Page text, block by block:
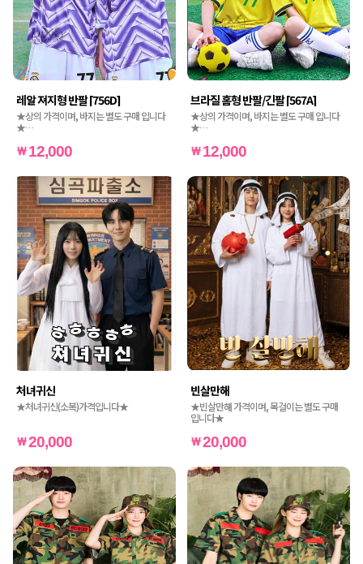
레알 져지형 반팔 [756D]
★상의 가격이며, 바지는 별도 구매 입니다
★
12,000
브라질 홈형 반팔/긴팔 [567A]
★상의 가격이며, 바지는 별도 구매 입니다
★
12,000
처녀귀신
★처녀귀신(소복)가격입니다★
20,000
빈살만해
★빈살만해 가격이며, 목걸이는 별도 구매
입니다★
20,000